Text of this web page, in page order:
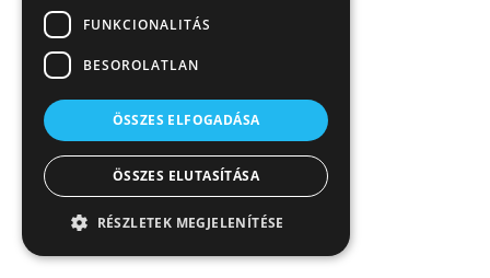
FUNKCIONALITÁS
BESOROLATLAN
ÖSSZES ELFOGADÁSA
ÖSSZES ELUTASÍTÁSA
RÉSZLETEK MEGJELENÍTÉSE